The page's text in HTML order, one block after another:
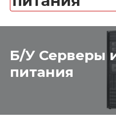
Б/У Серверы
питания